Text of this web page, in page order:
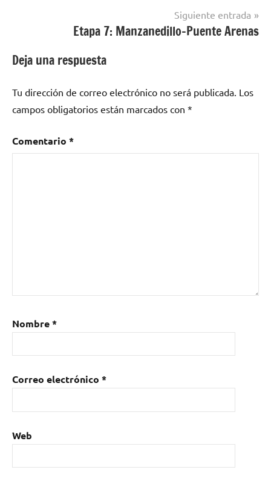
Siguiente entrada
Etapa 7: Manzanedillo-Puente Arenas
Deja una respuesta
Tu dirección de correo electrónico no será publicada. Los
campos obligatorios están marcados con *
Comentario *
Nombre*
Correo electrónico *
Web